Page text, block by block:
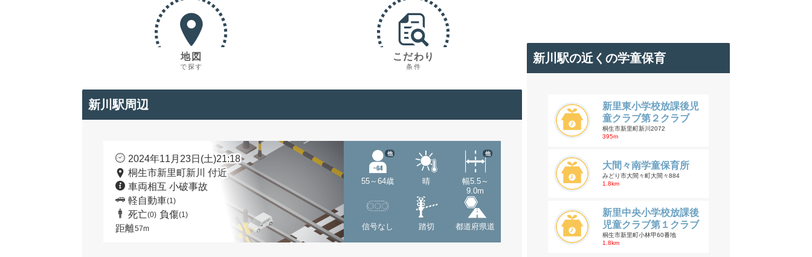
地図
で探す
こだわり
条件
新川駅周辺
2024年11月23日(土)21:18
桐生市新里町新川 付近
車両相互 小破事故
軽自動車(1)
死亡(0) 負傷(1)
距離57m
55～64歳
他
晴
幅5.5～
9.0m
他
信号なし 踏切 都道府県道
新川駅の近くの学童保育
新里東小学校放課後児
童クラブ第２クラブ
桐生市新里町新川2072
395m
大間々南学童保育所
みどり市大間々町大間々884
1.8km
新里中央小学校放課後
児童クラブ第１クラブ
桐生市新里町小林甲60番地
1.8km